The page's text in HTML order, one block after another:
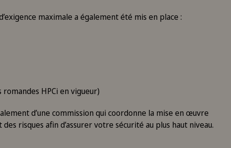
maximale a également été mis en place :
HPCi en vigueur)
d’une commission qui coordonne la mise en œuvre
risques afin d’assurer votre sécurité au plus haut niveau.